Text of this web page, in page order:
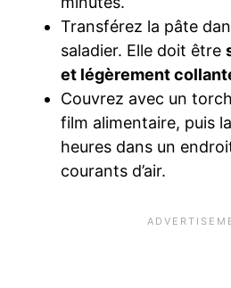
Transférez la pâte
saladier. Elle doit être
et légèrement
Couvrez avec un
film alimentaire, puis
heures dans un
courants d’air.